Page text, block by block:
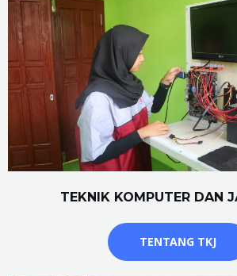
TEKNIK KOMPUTER DAN
TENTANG TKJ